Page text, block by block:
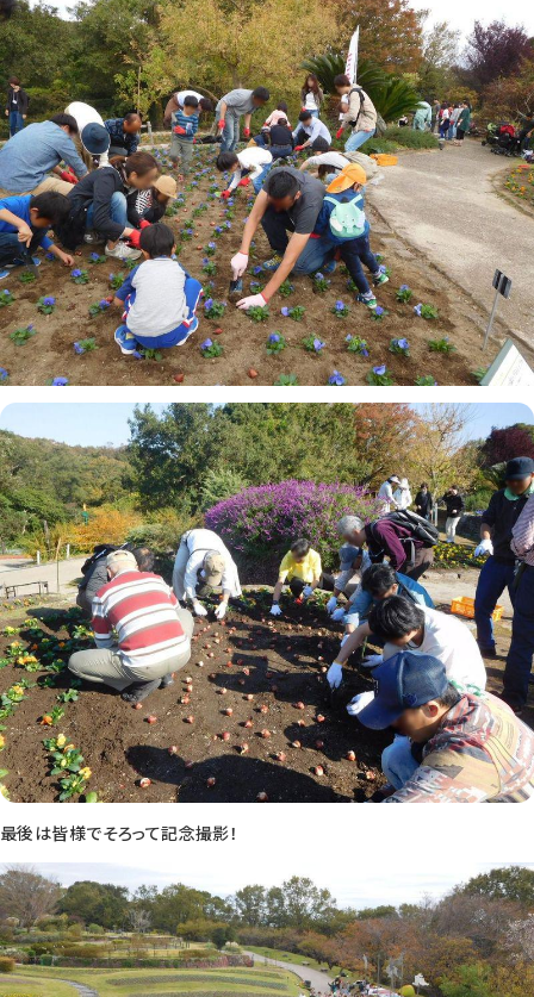
最後は皆様でそろって記念撮影！